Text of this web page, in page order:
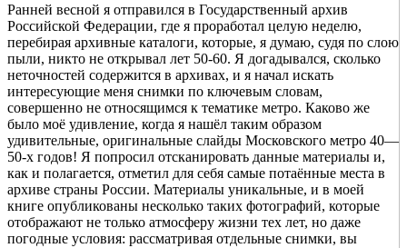
Ранней весной я отправился в Государственный архив
Российской Федерации, где я проработал целую неделю,
перебирая архивные каталоги, которые, я думаю, судя по слою
пыли, никто не открывал лет 50-60. Я догадывался, сколько
неточностей содержится в архивах, и я начал искать
интересующие меня снимки по ключевым словам,
совершенно не относящимся к тематике метро. Каково же
было моё удивление, когда я нашёл таким образом
удивительные, оригинальные слайды Московского метро 40—
50-х годов! Я попросил отсканировать данные материалы и,
как и полагается, отметил для себя самые потаённые места в
архиве страны России. Материалы уникальные, и в моей
книге опубликованы несколько таких фотографий, которые
отображают не только атмосферу жизни тех лет, но даже
погодные условия: рассматривая отдельные снимки, вы